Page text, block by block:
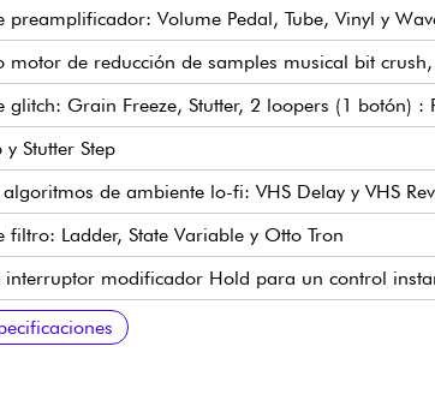
preamplificador: Volume Pedal, Tube, Vinyl y
motor de reducción de samples musical bit
glitch: Grain Freeze, Stutter, 2 loopers (1 botón)
y Stutter Step
de ambiente lo-fi: VHS Delay y VHS
filtro: Ladder, State Variable y Otto Tron
interruptor modificador Hold para un control
de presets en 33 bancos con presets de artistas
presets favoritos para acceder al instante a tus 3
acceso instantáneo con modos de referencia y
edición avanzada para dirigir las señales de
analógico controlado digitalmente
salida estéreo con tomas independientes
de entrada/salida conmutable para
salida MIDI a través de tomas MIDI DIN estándar
pedal de expresión asignable para múltiples
para pedal de expresión
MIDI para CC, presets y sincronización de
ARM avanzado
analógica de alta calidad y convertidor AD/
entrada JFET de alta calidad de Analog Devices
y fabricado en California, EE.UU.
mediante fuente de alimentación estándar de 9